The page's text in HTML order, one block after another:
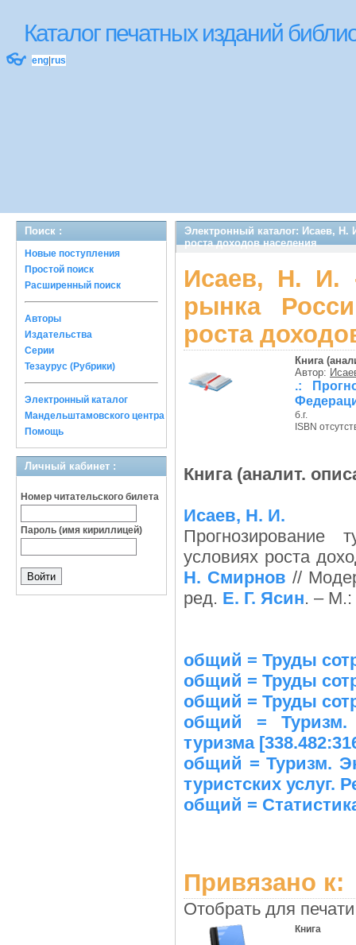
Каталог печатных изданий
👓 eng rus
Поиск :
Новые поступления
Простой поиск
Расширенный поиск
Авторы
Издательства
Серии
Тезаурус (Рубрики)
Электронный каталог
Мандельштамовского центра
Помощь
Личный кабинет :
Номер читательского билета
Пароль (имя кириллицей)
Электронный каталог: Исаев, Н.
роста доходов населения
Исаев, Н. И. -
рынка
роста
Книга
Автор:
.:
б.г.
ISBN
Книга (аналит.
Исаев, Н. И.
Прогнозирование
условиях роста
Н. Смирнов //
ред. Е. Г. Ясин. – М.:
общий = Труды
общий = Труды
общий = Труды
общий = Туризм.
туризма
общий = Туризм.
туристских услуг.
общий =
Привязано к:
Отобрать для
Книга